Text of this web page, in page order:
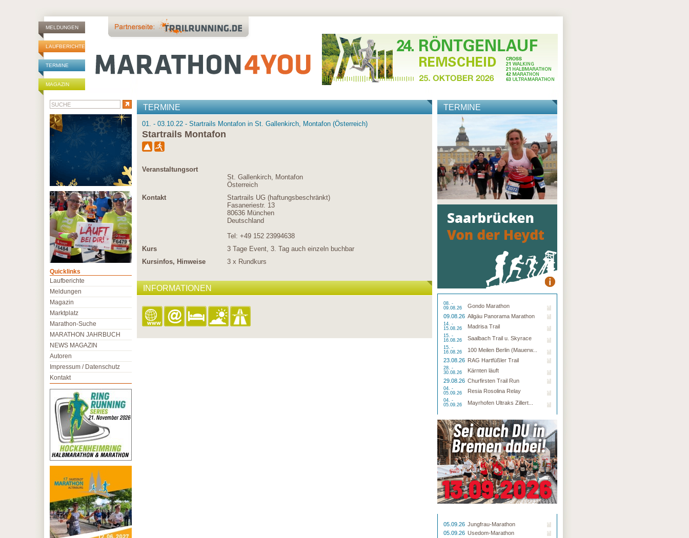
MELDUNGEN
LAUFBERICHTE
TERMINE
MAGAZIN
TERMINE
01. - 03.10.22 - Startrails Montafon in St. Gallenkirch, Montafon (Österreich)
Startrails Montafon
Veranstaltungsort
St. Gallenkirch, Montafon
Österreich
Kontakt
Startrails UG (haftungsbeschränkt)
Fasaneriestr. 13
80636 München
Deutschland
Tel: +49 152 23994638
Kurs
3 Tage Event, 3. Tag auch einzeln buchbar
Kursinfos, Hinweise
3 x Rundkurs
INFORMATIONEN
TERMINE
08. -
09.08.26
Gondo Marathon
09.08.26 Allgäu Panorama Marathon
14. -
15.08.26
Madrisa Trail
15. -
16.08.26
Saalbach Trail u. Skyrace
15. -
16.08.26
100 Meilen Berlin (Mauerw...
23.08.26 RAG Hartfüßler Trail
28. -
30.08.26
Kärnten läuft
29.08.26 Churfirsten Trail Run
04. -
05.09.26
Resia Rosolina Relay
04. -
05.09.26
Mayrhofen Ultraks Zillert...
05.09.26 Jungfrau-Marathon
05.09.26 Usedom-Marathon
Quicklinks
Laufberichte
Meldungen
Magazin
Marktplatz
Marathon-Suche
MARATHON JAHRBUCH
NEWS MAGAZIN
Autoren
Impressum / Datenschutz
Kontakt